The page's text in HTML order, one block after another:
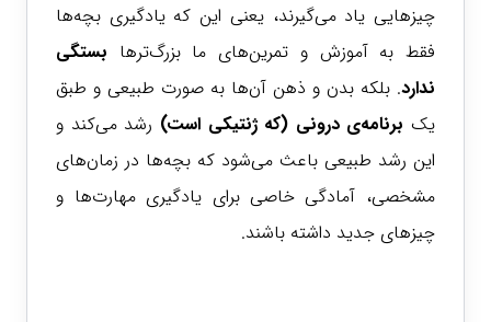
چیزهایی یاد می‌گیرند، یعنی این که یادگیری بچه‌ها
فقط به آموزش و تمرین‌های ما بزرگ‌ترها بستگی
ندارد. بلکه بدن و ذهن آن‌ها به صورت طبیعی و طبق
یک برنامه‌ی درونی (که ژنتیکی است) رشد می‌کند و
این رشد طبیعی باعث می‌شود که بچه‌ها در زمان‌های
مشخصی، آمادگی خاصی برای یادگیری مهارت‌ها و
چیزهای جدید داشته باشند.